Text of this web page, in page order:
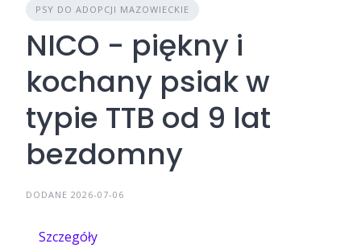
PSY DO ADOPCJI MAZOWIECKIE
NICO - piękny i
kochany psiak w
typie TTB od 9 lat
bezdomny
DODANE 2026-07-06
Szczegóły